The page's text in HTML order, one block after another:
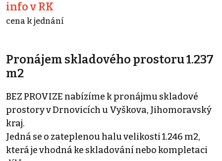
info v RK
cena k jednání
Pronájem skladového prostoru 1.237
m2
BEZ PROVIZE nabízíme k pronájmu skladové
prostory v Drnovicích u Vyškova, Jihomoravský
kraj.
Jedná se o zateplenou halu velikosti 1.246 m2,
která je vhodná ke skladování nebo kompletaci